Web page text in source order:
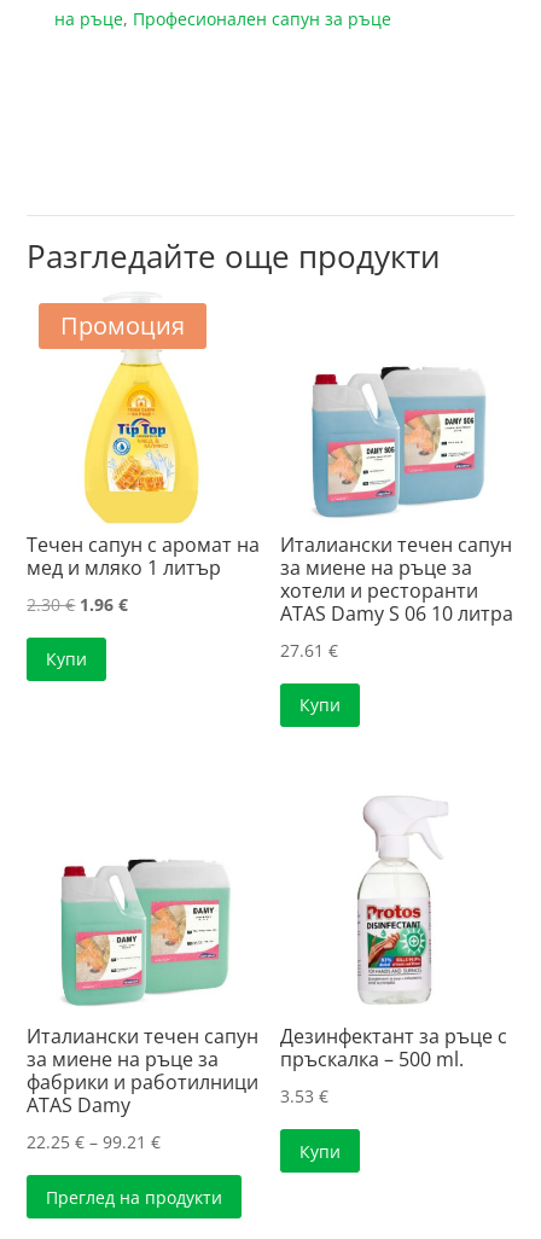
на ръце, Професионален сапун за ръце
Разгледайте още продукти
Промоция
Течен сапун с аромат на
мед и мляко 1 литър
2.30€ Original
price
was:
1.96€Текущата
Купи
Италиански течен сапун
за миене на ръце за
хотели и ресторанти
ATAS Damy S 06 10 литра
27.61€
Купи
Италиански течен сапун
за миене на ръце за
фабрики и работилници
ATAS Damy
22.25€ – 99.21€Price
range:
22.25 €
Преглед на продукти
Дезинфектант за ръце с
пръскалка – 500 ml.
3.53€
Купи